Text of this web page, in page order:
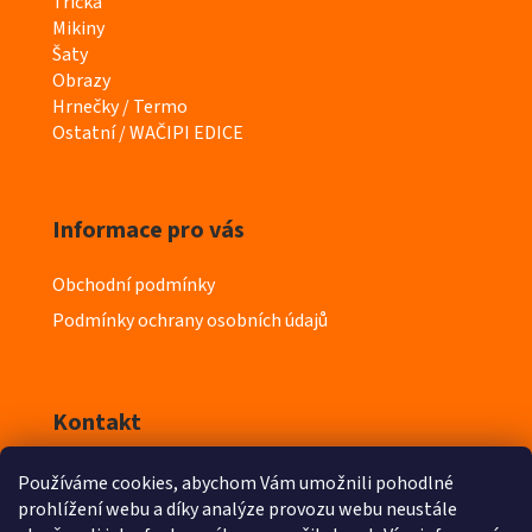
Používáme cookies, abychom Vám umožnili pohodlné
prohlížení webu a díky analýze provozu webu neustále
t
e
g
o
r
Mikiny
Šaty
Obrazy
Hrnečky / Termo
Ostatní / WAČIPI EDICE
Informace pro vás
Obchodní podmínky
Podmínky ochrany osobních údajů
Kontakt
info@iyeska.cz